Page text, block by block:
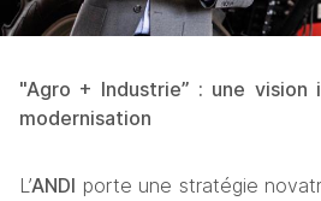
"Agro + Industrie” : une
modernisation
L’ANDI porte une stratégie